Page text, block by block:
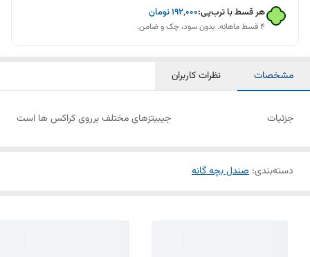
هر قسط با ترب‌پی:۱۹۲٬۰۰۰تومان
۴ قسط ماهانه. بدون سود، چک و ضامن.
مشخصات نظرات کاربران
جزئیات جیبیتزهای مختلف برروی کراکس ها است
دسته‌بندی: صندل بچه گانه